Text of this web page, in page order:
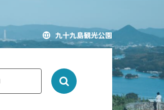
九十九島観光公園